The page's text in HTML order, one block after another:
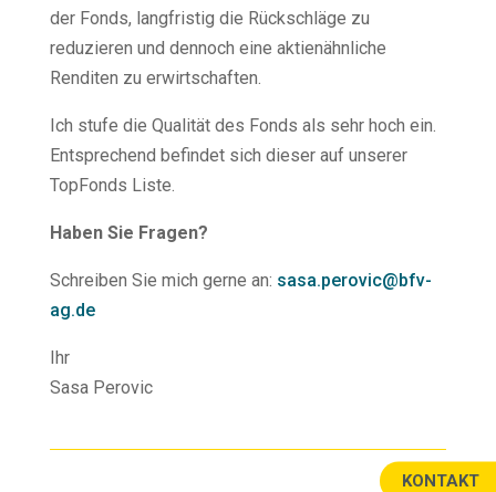
der Fonds, langfristig die Rückschläge zu
reduzieren und dennoch eine aktienähnliche
Renditen zu erwirtschaften.
Ich stufe die Qualität des Fonds als sehr hoch ein.
Entsprechend befindet sich dieser auf unserer
TopFonds Liste.
Haben Sie Fragen?
Schreiben Sie mich gerne an: sasa.perovic@bfv-
ag.de
Ihr
Sasa Perovic
KONTAKT